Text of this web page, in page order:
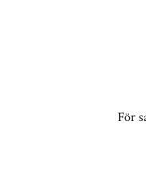
För